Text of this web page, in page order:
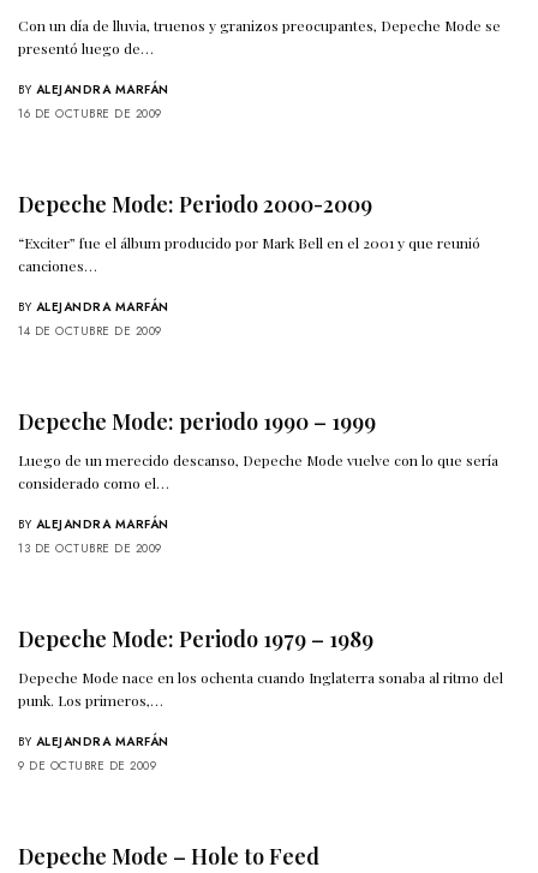
Con un día de lluvia, truenos y granizos preocupantes, Depeche Mode se
presentó luego de…
BY ALEJANDRA MARFÁN
16 DE OCTUBRE DE 2009
Depeche Mode: Periodo 2000-2009
“Exciter” fue el álbum producido por Mark Bell en el 2001 y que reunió
canciones…
BY ALEJANDRA MARFÁN
14 DE OCTUBRE DE 2009
Depeche Mode: periodo 1990 – 1999
Luego de un merecido descanso, Depeche Mode vuelve con lo que sería
considerado como el…
BY ALEJANDRA MARFÁN
13 DE OCTUBRE DE 2009
Depeche Mode: Periodo 1979 – 1989
Depeche Mode nace en los ochenta cuando Inglaterra sonaba al ritmo del
punk. Los primeros,…
BY ALEJANDRA MARFÁN
9 DE OCTUBRE DE 2009
Depeche Mode – Hole to Feed